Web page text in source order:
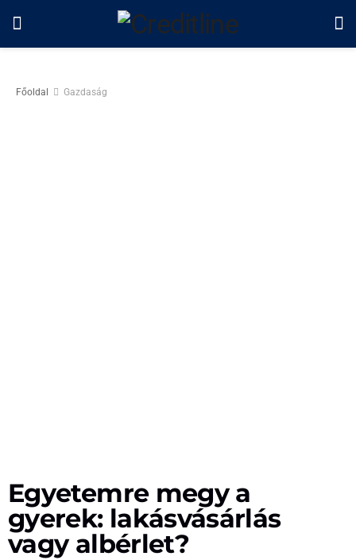
Főoldal Gazdaság
Egyetemre megy a
gyerek: lakásvásárlás
vagy albérlet?